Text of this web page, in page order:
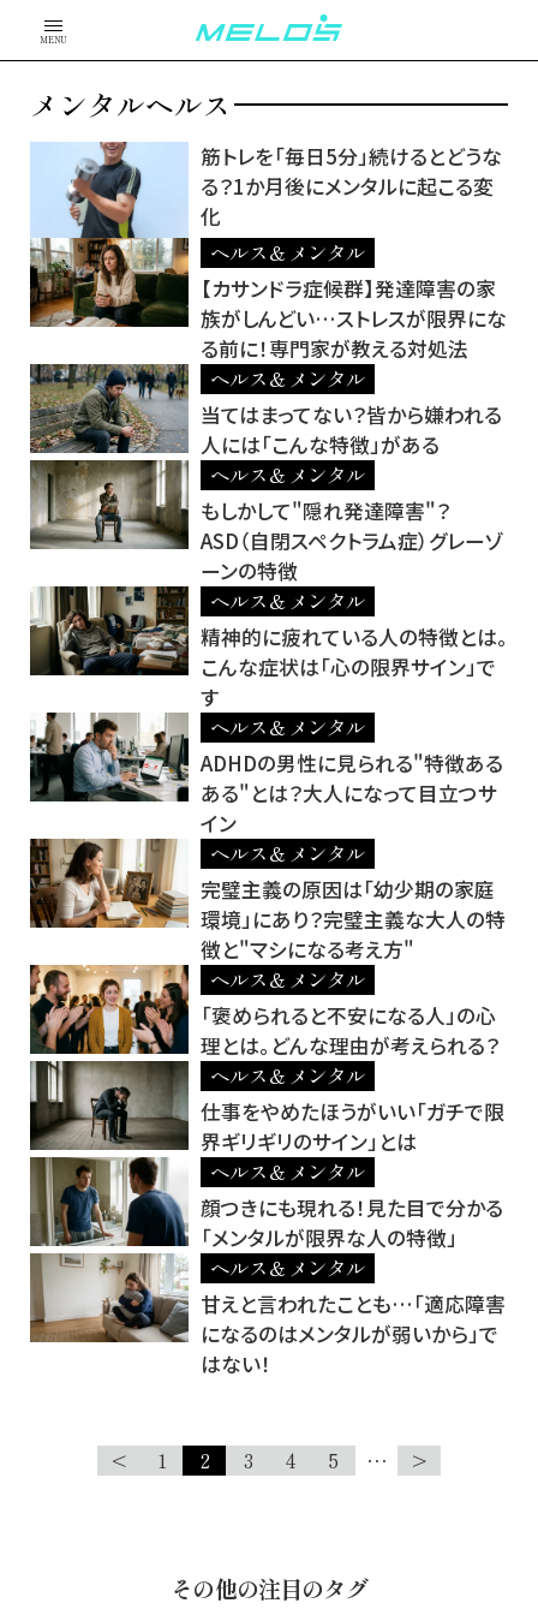
MENU
メンタルヘルス
筋トレを「毎日5分」続けるとどうな
る？1か月後にメンタルに起こる変
化
ヘルス＆メンタル
【カサンドラ症候群】発達障害の家
族がしんどい…ストレスが限界にな
る前に！専門家が教える対処法
ヘルス＆メンタル
当てはまってない？皆から嫌われる
人には「こんな特徴」がある
ヘルス＆メンタル
もしかして"隠れ発達障害"？
ASD（自閉スペクトラム症）グレーゾ
ーンの特徴
ヘルス＆メンタル
精神的に疲れている人の特徴とは。
こんな症状は「心の限界サイン」で
す
ヘルス＆メンタル
ADHDの男性に見られる"特徴ある
ある"とは？大人になって目立つサ
イン
ヘルス＆メンタル
完璧主義の原因は「幼少期の家庭
環境」にあり？完璧主義な大人の特
徴と"マシになる考え方"
ヘルス＆メンタル
「褒められると不安になる人」の心
理とは。どんな理由が考えられる？
ヘルス＆メンタル
仕事をやめたほうがいい「ガチで限
界ギリギリのサイン」とは
ヘルス＆メンタル
顔つきにも現れる！見た目で分かる
「メンタルが限界な人の特徴」
ヘルス＆メンタル
甘えと言われたことも…「適応障害
になるのはメンタルが弱いから」で
はない！
< 1 2 3 4 5 … >
その他の注目のタグ